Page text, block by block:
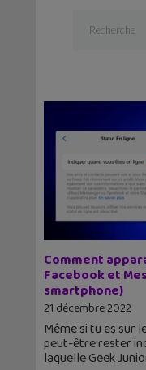
Comment
Facebook et
smartphone)
21 décembre 2022
Même si tu es sur
peut-être rester
laquelle Geek